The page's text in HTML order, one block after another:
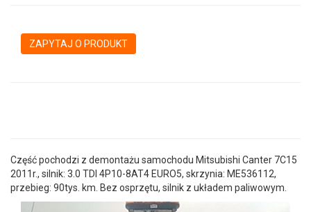
ZAPYTAJ O PRODUKT
Część pochodzi z demontażu samochodu Mitsubishi Canter 7C15
2011r., silnik: 3.0 TDI 4P10-8AT4 EURO5, skrzynia: ME536112,
przebieg: 90tys. km. Bez osprzętu, silnik z układem paliwowym.